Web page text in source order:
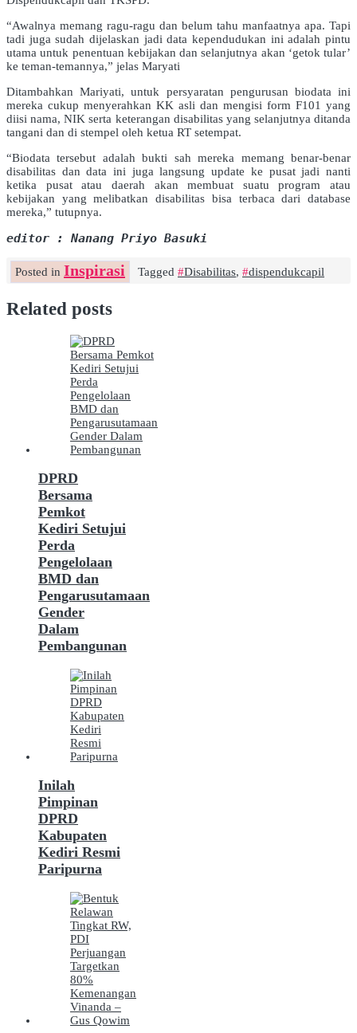
“Awalnya memang ragu-ragu dan belum tahu manfaatnya apa. Tapi
tadi juga sudah dijelaskan jadi data kependudukan ini adalah pintu
utama untuk penentuan kebijakan dan selanjutnya akan ‘getok tular’
ke teman-temannya,” jelas Maryati
Ditambahkan Mariyati, untuk persyaratan pengurusan biodata ini
mereka cukup menyerahkan KK asli dan mengisi form F101 yang
diisi nama, NIK serta keterangan disabilitas yang selanjutnya ditanda
tangani dan di stempel oleh ketua RT setempat.
“Biodata tersebut adalah bukti sah mereka memang benar-benar
disabilitas dan data ini juga langsung update ke pusat jadi nanti
ketika pusat atau daerah akan membuat suatu program atau
kebijakan yang melibatkan disabilitas bisa terbaca dari database
mereka,” tutupnya.
editor : Nanang Priyo Basuki
Posted in Inspirasi Tagged Disabilitas, dispendukcapil
Related posts
DPRD
Bersama
Pemkot
Kediri Setujui
Perda
Pengelolaan
BMD dan
Pengarusutamaan
Gender
Dalam
Pembangunan
Inilah
Pimpinan
DPRD
Kabupaten
Kediri Resmi
Paripurna